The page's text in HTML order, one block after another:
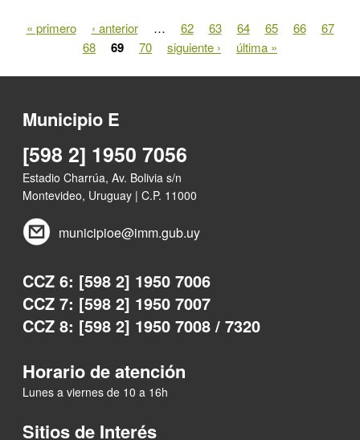
Páginas
« primero ‹ anterior … 62 63 64 65 66
67
68
69 70 siguiente › última »
Municipio E
[598 2] 1950 7056
Estadio Charrúa, Av. Bolivia s/n
Montevideo, Uruguay | C.P. 11000
municipioe@imm.gub.uy
CCZ 6: [598 2] 1950 7006
CCZ 7: [598 2] 1950 7007
CCZ 8: [598 2] 1950 7008 / 7320
Horario de atención
Lunes a viernes de 10 a 16h
Sitios de Interés